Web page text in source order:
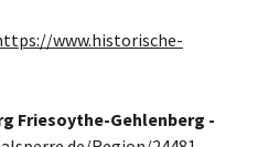
www.historische-
Friesoythe-Gehlenberg -